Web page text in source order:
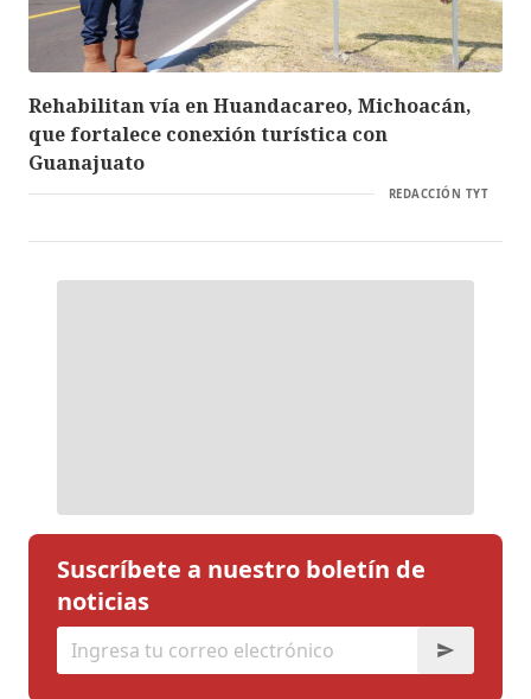
Rehabilitan vía en Huandacareo, Michoacán,
que fortalece conexión turística con
Guanajuato
REDACCIÓN TYT
Suscríbete a nuestro boletín de
noticias